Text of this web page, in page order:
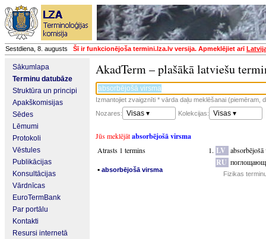
Sestdiena, 8. augusts Šī ir funkcionējoša termini.lza.lv versija. Apmeklējiet arī
Sākumlapa
Terminu datubāze
Struktūra un principi
Apakškomisijas
Sēdes
Lēmumi
Protokoli
Vēstules
Publikācijas
Konsultācijas
Vārdnīcas
EuroTermBank
Par portālu
Kontakti
Resursi internetā
AkadTerm – plašākā latviešu
Izmantojiet zvaigznīti * vārda daļu meklēšanai (piemēram,
Nozares:
Visas ▾ Kolekcijas: Visas ▾
Jūs meklējātabsorbējošā virsma
Atrasts 1 termins
▪ absorbējošā virsma
LV
RU
Fizikas